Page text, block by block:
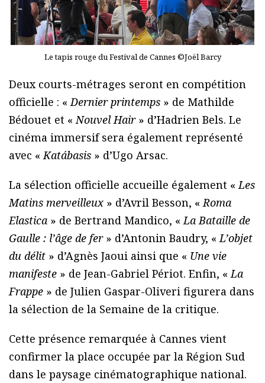
Le tapis rouge du Festival de Cannes ©Joël Barcy
Deux courts-métrages seront en compétition
officielle : «Dernier printemps » de Mathilde
Bédouet et «Nouvel Hair» d’Hadrien Bels. Le
cinéma immersif sera également représenté
avec «Katábasis » d’Ugo Arsac.
La sélection officielle accueille également « Les
Matins merveilleux » d’Avril Besson, «Roma
Elastica » de Bertrand Mandico, «La Bataille de
Gaulle : l’âge de fer» d’Antonin Baudry, « L’objet
du délit » d’Agnès Jaoui ainsi que « Une vie
manifeste » de Jean-Gabriel Périot. Enfin, «La
Frappe » de Julien Gaspar-Oliveri figurera dans
la sélection de la Semaine de la critique.
Cette présence remarquée à Cannes vient
confirmer la place occupée par la Région Sud
dans le paysage cinématographique national.